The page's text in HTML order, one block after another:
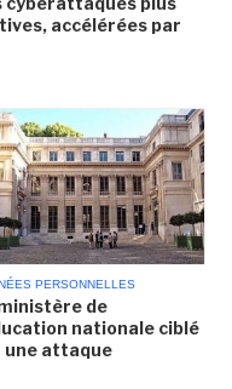
accélérées par
PERSONNELLES
de
nationale ciblé
une attaque